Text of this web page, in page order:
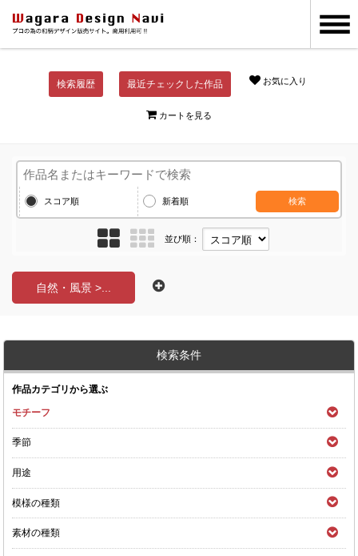
検索履歴 最近チェックした作品 お気に入り
カートを見る
スコア順 新着順 検索
並び順：
自然・風景 >...
検索条件
作品カテゴリから選ぶ
モチーフ
季節
用途
模様の種類
素材の種類